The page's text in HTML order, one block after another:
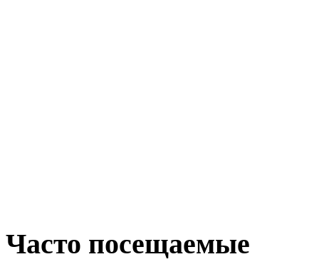
Часто посещаемые